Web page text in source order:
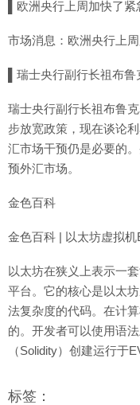
▌欧洲央行上周加快了
市场消息：欧洲央行上
▌瑞士央行副行长祖布
瑞士央行副行长祖布鲁
步放宽政策，现在谈论
汇市场干预仍是必要的
预外汇市场。
金色百科
金色百科 | 以太坊虚拟机
以太坊在狭义上表示一
平台。它的核心是以太
法复杂度的代码。在计
的。开发者可以使用语
（Solidity）创建运行于
标签：